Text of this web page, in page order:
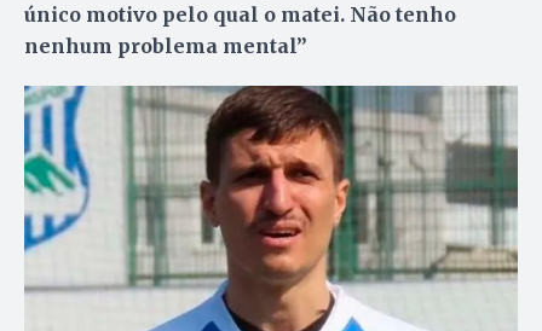
único motivo pelo qual o matei. Não tenho
nenhum problema mental”